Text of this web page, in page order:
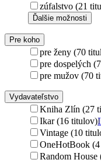
zúfalstvo (21
Ďalšie možnosti
Pre koho
pre ženy (70
pre dospelých
pre mužov (70
Vydavateľstvo
Kniha Zlín (27
Ikar (16 titulov)
Vintage (10
OneHotBook
Random House